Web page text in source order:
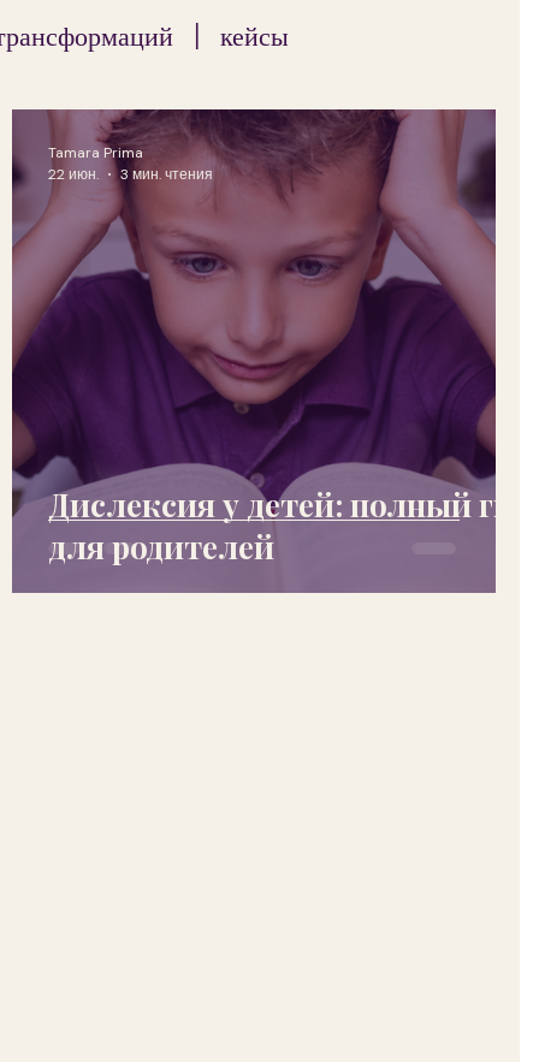
| кейсы
Дислексия у детей: полный гид
для родителей
Tamara Prima
22 июн.
3 мин. чтения